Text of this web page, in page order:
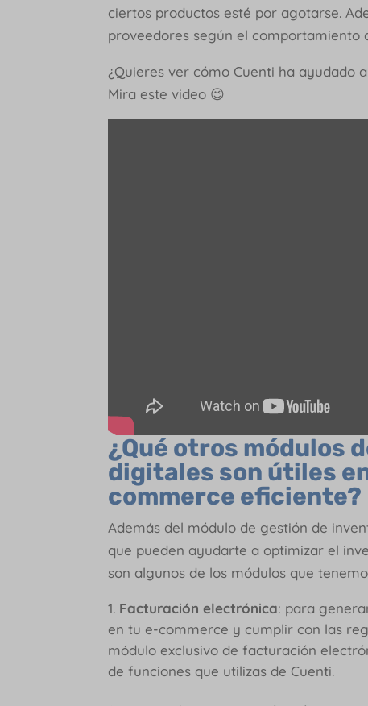
ciertos productos esté por agotarse.
proveedores según el comportamiento
¿Quieres ver cómo Cuenti ha ayudado
Mira este video 😉
¿Qué otros módulos
digitales son útiles
commerce eficiente?
Además del módulo de gestión de
que pueden ayudarte a optimizar el
son algunos de los módulos que
Facturación electrónica: para
en tu e-commerce y cumplir con las
módulo exclusivo de facturación
de funciones que utilizas de Cuenti.